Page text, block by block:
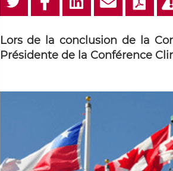
Lors de la conclusion de la
Présidente de la Conférence